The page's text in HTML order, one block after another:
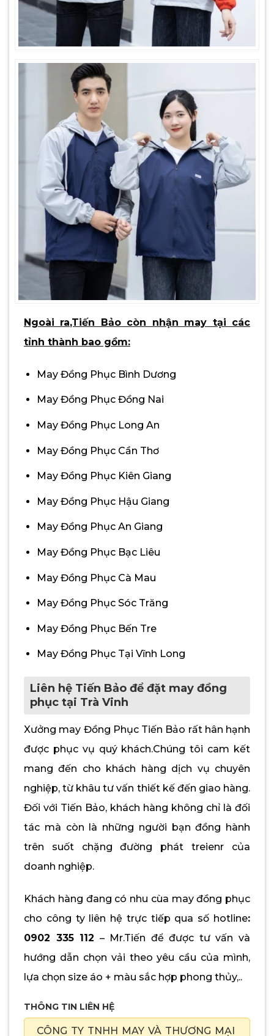
Ngoài ra,Tiến Bảo còn nhận may tại các
tỉnh thành bao gồm:
May Đồng Phục Bình Dương
May Đồng Phục Đồng Nai
May Đồng Phục Long An
May Đồng Phục Cần Thơ
May Đồng Phục Kiên Giang
May Đồng Phục Hậu Giang
May Đồng Phục An Giang
May Đồng Phục Bạc Liêu
May Đồng Phục Cà Mau
May Đồng Phục Sóc Trăng
May Đồng Phục Bến Tre
May Đồng Phục Tại Vĩnh Long
Liên hệ Tiến Bảo để đặt may đồng
phục tại Trà Vinh
Xưởng may Đồng Phục Tiến Bảo rất hân hạnh
được phục vụ quý khách.Chúng tôi cam kết
mang đến cho khách hàng dịch vụ chuyên
nghiệp, từ khâu tư vấn thiết kế đến giao hàng.
Đối với Tiến Bảo, khách hàng không chỉ là đối
tác mà còn là những người bạn đồng hành
trên suốt chặng đường phát treienr của
doanh nghiệp.
Khách hàng đang có nhu cùa may đồng phục
cho công ty liên hệ trực tiếp qua số hotline:
0902 335 112 – Mr.Tiến để được tư vấn và
hướng dẫn chọn vải theo yêu cầu của mình,
lựa chọn size áo + màu sắc hợp phong thủy,..
THÔNG TIN LIÊN HỆ
CÔNG TY TNHH MAY VÀ THƯƠNG MẠI